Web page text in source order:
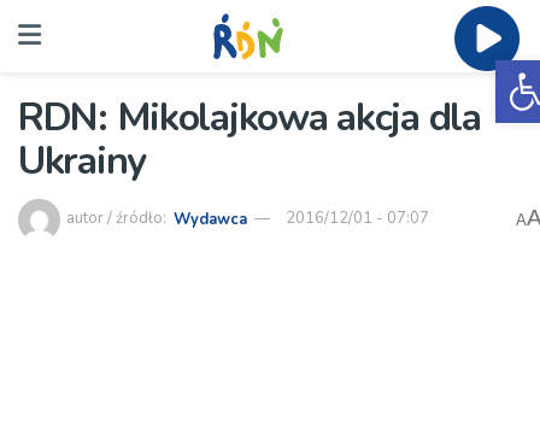
RDN: Mikolajkowa akcja dla
Ukrainy
autor / źródło: Wydawca 2016/12/01 - 07:07 A